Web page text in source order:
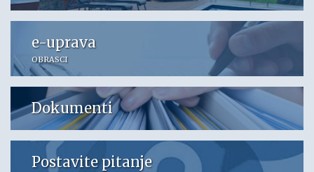
e-uprava
OBRASCI
Dokumenti
Postavite pitanje